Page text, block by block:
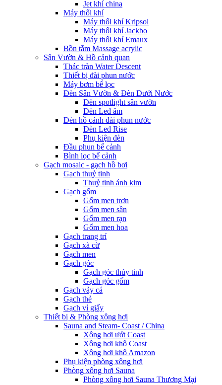
Jet khí china
Máy thổi khí
Máy thổi khí Kripsol
Máy thổi khí Jackbo
Máy thổi khí Emaux
Bồn tắm Massage acrylic
Sân Vườn & Hồ cảnh quan
Thác tràn Water Descent
Thiết bị đài phun nước
Máy bơm bể lọc
Đèn Sân Vườn & Đèn Dưới Nước
Đèn spotlight sân vườn
Đèn Led âm
Đèn hồ cảnh đài phun nước
Đèn Led Rise
Phụ kiện đèn
Đầu phun bể cảnh
Bình lọc bể cảnh
Gạch mosaic - gạch hồ bơi
Gạch thuỷ tinh
Thuỷ tinh ánh kim
Gạch gốm
Gốm men trơn
Gốm men sần
Gốm men rạn
Gốm men hoa
Gạch trang trí
Gạch xà cừ
Gạch men
Gạch góc
Gạch góc thủy tinh
Gạch góc gốm
Gạch vảy cá
Gạch thẻ
Gạch vỉ giấy
Thiết bị & Phòng xông hơi
Sauna and Steam- Coast / China
Xông hơi ướt Coast
Xông hơi khô Coast
Xông hơi khô Amazon
Phụ kiện phòng xông hơi
Phòng xông hơi Sauna
Phòng xông hơi Sauna Thương Mại